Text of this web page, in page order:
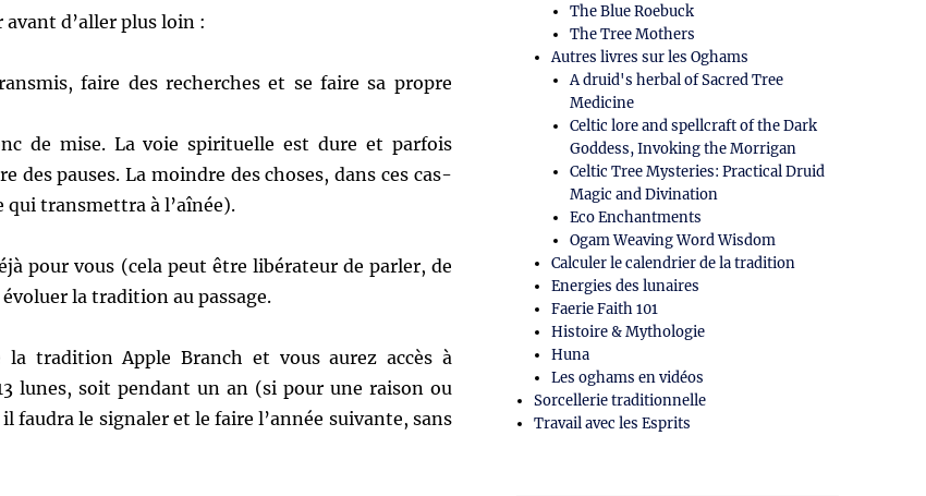
d’aller plus loin :
faire des recherches et se faire sa propre
de mise. La voie spirituelle est dure et parfois
pauses. La moindre des choses, dans ces cas-
qui transmettra à l’aînée).
pour vous (cela peut être libérateur de parler, de
la tradition au passage.
tradition Apple Branch et vous aurez accès à
lunes, soit pendant un an (si pour une raison ou
faudra le signaler et le faire l’année suivante, sans
The Blue Roebuck
The Tree Mothers
Autres livres sur les Oghams
A druid's herbal of Sacred Tree
Medicine
Celtic lore and spellcraft of the Dark
Goddess, Invoking the Morrigan
Celtic Tree Mysteries: Practical Druid
Magic and Divination
Eco Enchantments
Ogam Weaving Word Wisdom
Calculer le calendrier de la tradition
Energies des lunaires
Faerie Faith 101
Histoire & Mythologie
Huna
Les oghams en vidéos
Sorcellerie traditionnelle
Travail avec les Esprits